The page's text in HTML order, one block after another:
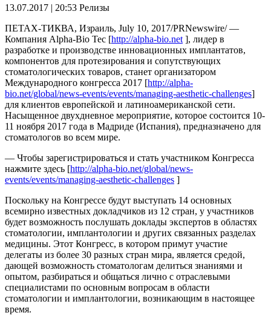
13.07.2017 | 20:53 Релизы
ПЕТАХ-ТИКВА, Израиль, July 10, 2017/PRNewswire/ —
Компания Alpha-Bio Tec [http://alpha-bio.net], лидер в
разработке и производстве инновационных имплантатов,
компонентов для протезирования и сопутствующих
стоматологических товаров, станет организатором
Международного конгресса 2017 [http://alpha-
bio.net/global/news-events/events/managing-aesthetic-challenges]
для клиентов европейской и латиноамериканской сети.
Насыщенное двухдневное мероприятие, которое состоится 10-
11 ноября 2017 года в Мадриде (Испания), предназначено для
стоматологов во всем мире.
— Чтобы зарегистрироваться и стать участником Конгресса
нажмите здесь [http://alpha-bio.net/global/news-
events/events/managing-aesthetic-challenges ]
Поскольку на Конгрессе будут выступать 14 основных
всемирно известных докладчиков из 12 стран, у участников
будет возможность послушать доклады экспертов в областях
стоматологии, имплантологии и других связанных разделах
медицины. Этот Конгресс, в котором примут участие
делегаты из более 30 разных стран мира, является средой,
дающей возможность стоматологам делиться знаниями и
опытом, разбираться и общаться лично с отраслевыми
специалистами по основным вопросам в области
стоматологии и имплантологии, возникающим в настоящее
время.